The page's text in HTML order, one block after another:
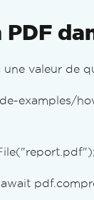
une valeur de
examples/